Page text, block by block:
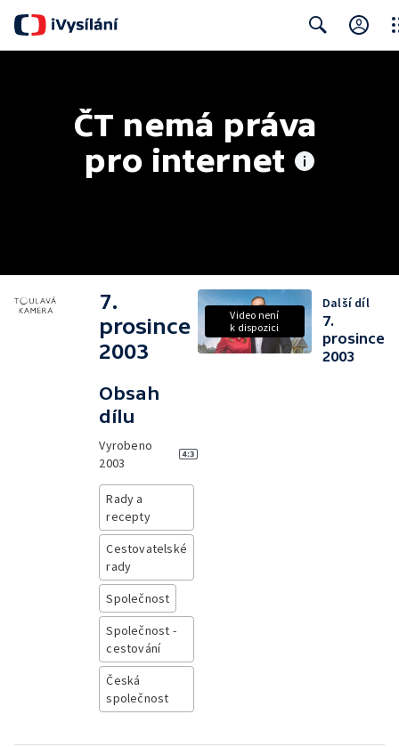
ČT nemá práva
pro internet
7.
prosince
2003
Obsah
dílu
Vyrobeno
2003
Rady a
recepty
Cestovatelské
rady
Společnost
Společnost -
cestování
Česká
společnost
Video není
k dispozici
Další díl
7.
prosince
2003